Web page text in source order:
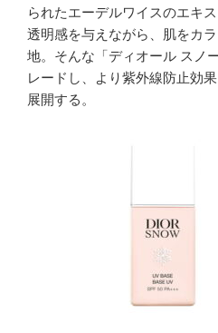
られたエーデルワイスのエキ
透明感を与えながら、肌をカ
地。そんな「ディオール スノ
レードし、より紫外線防止効
展開する。